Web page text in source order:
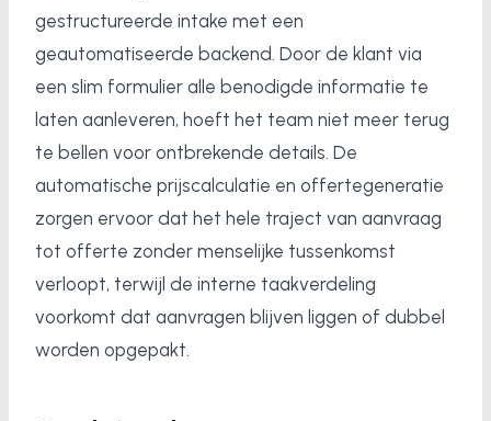
gestructureerde intake met een
geautomatiseerde backend. Door de klant via
een slim formulier alle benodigde informatie te
laten aanleveren, hoeft het team niet meer terug
te bellen voor ontbrekende details. De
automatische prijscalculatie en offertegeneratie
zorgen ervoor dat het hele traject van aanvraag
tot offerte zonder menselijke tussenkomst
verloopt, terwijl de interne taakverdeling
voorkomt dat aanvragen blijven liggen of dubbel
worden opgepakt.